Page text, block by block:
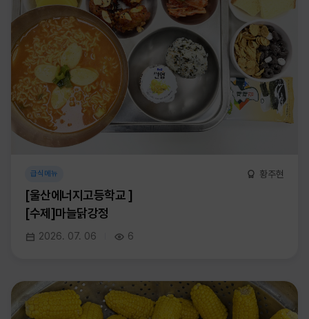
급식메뉴 황주현
[울산에너지고등학교 ]
[수제]마늘닭강정
2026. 07. 06 6